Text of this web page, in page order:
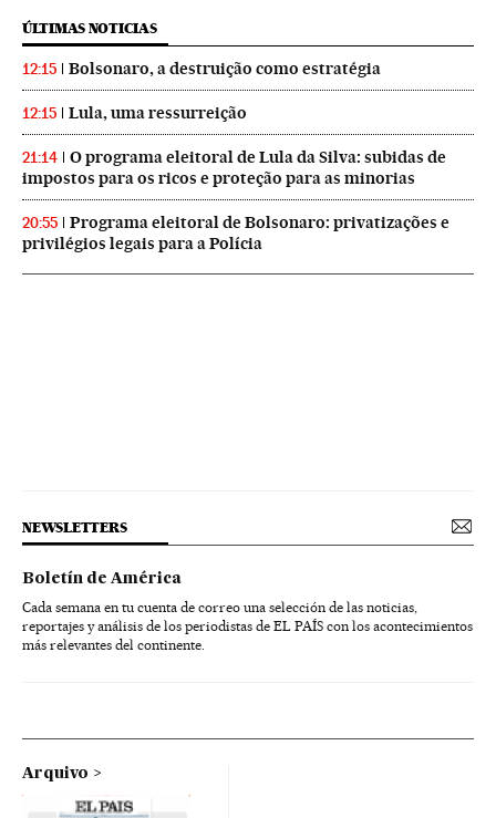
ÚLTIMAS NOTICIAS
12:15 Bolsonaro, a destruição como estratégia
12:15 Lula, uma ressurreição
21:14
O programa eleitoral de Lula da Silva: subidas de
impostos para os ricos e proteção para as minorias
20:55
Programa eleitoral de Bolsonaro: privatizações e
privilégios legais para a Polícia
NEWSLETTERS
Boletín de América
Cada semana en tu cuenta de correo una selección de las noticias,
reportajes y análisis de los periodistas de EL PAÍS con los acontecimientos
más relevantes del continente.
Arquivo